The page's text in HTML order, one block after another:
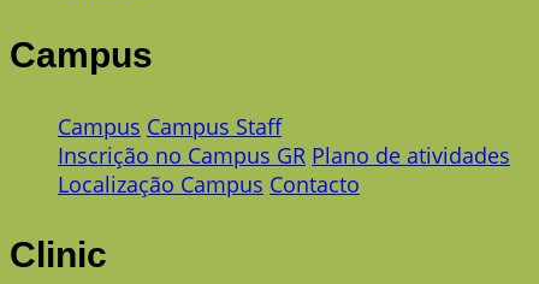
Campus
Campus Campus Staff
Inscrição no Campus GR Plano de atividades
Localização Campus Contacto
Clinic